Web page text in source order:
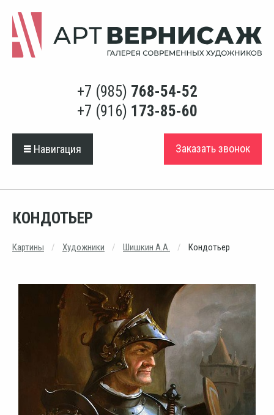
+7 (985) 768-54-52
+7 (916) 173-85-60
Навигация Заказать звонок
КОНДОТЬЕР
Картины Художники Шишкин А.А. Кондотьер